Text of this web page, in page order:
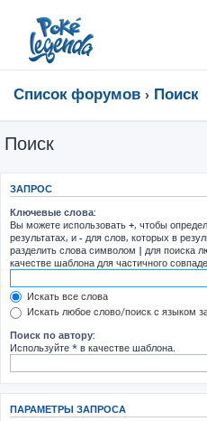
Список форумов Поиск
Поиск
ЗАПРОС
Ключевые слова:
Вы можете использовать +, чтобы
результатах, и - для слов, которых в
разделить слова символом | для поиска
качестве шаблона для частичного
Искать все слова
Искать любое слово/поиск с языком
Поиск по автору:
Используйте * в качестве шаблона.
ПАРАМЕТРЫ ЗАПРОСА